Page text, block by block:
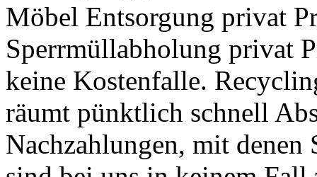
Möbel Entsorgung privat
Sperrmüllabholung privat
keine Kostenfalle.
räumt pünktlich schnell
Nachzahlungen, mit denen